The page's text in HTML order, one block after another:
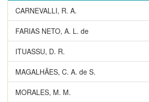
CARNEVALLI, R. A.
FARIAS NETO, A. L. de
ITUASSU, D. R.
MAGALHÃES, C. A. de S.
MORALES, M. M.